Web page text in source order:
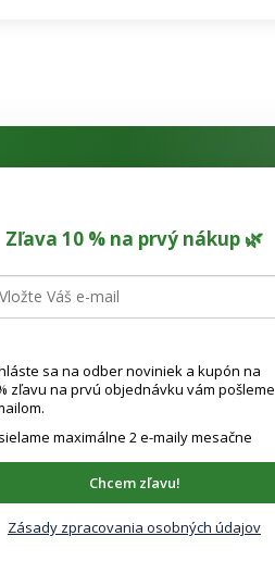
Zľava 10 % na prvý nákup 🌿
sa na odber noviniek a kupón na
zľavu na prvú objednávku vám pošleme
maximálne 2 e-maily mesačne
Chcem zľavu!
Zásady zpracovania osobných údajov